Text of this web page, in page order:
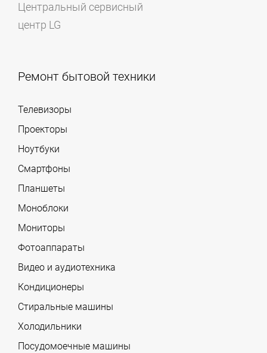
Центральный сервисный
центр LG
Ремонт бытовой техники
Телевизоры
Проекторы
Ноутбуки
Смартфоны
Планшеты
Моноблоки
Мониторы
Фотоаппараты
Видео и аудиотехника
Кондиционеры
Стиральные машины
Холодильники
Посудомоечные машины